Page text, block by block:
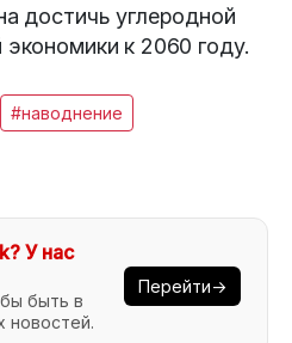
достичь углеродной
экономики к 2060 году.
#наводнение
У нас
быть в
новостей.
Перейти→